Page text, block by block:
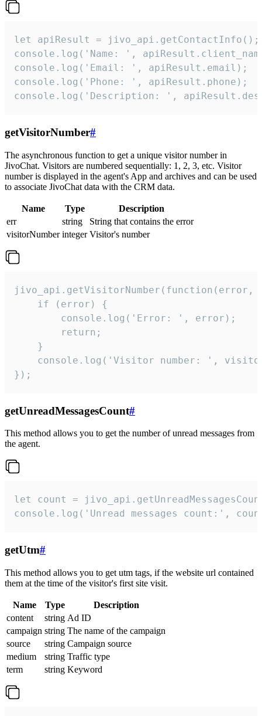
let apiResult = jivo_api.getContactInfo();
console.log('Name: ',
console.log('Email: ', apiResult.email);
console.log('Phone: ', apiResult.phone);
console.log('Description: ',
getVisitorNumber#
The asynchronous function to get a unique visitor number in
JivoChat. Visitors are numbered sequentially: 1, 2, 3, etc. Visitor
number is displayed in the agent's App and archives and can be used
to associate JivoChat data with the CRM data.
Name Type
Description
err
string
String that contains the error
visitorNumber integer Visitor's number
jivo_api.getVisitorNumber(function(error,
    if (error) {
        console.log('Error: ', error);
        return;
    }
console.log('Visitor number: ',
});
getUnreadMessagesCount#
This method allows you to get the number of unread messages from
the agent.
let count =
console.log('Unread messages count:',
getUtm#
This method allows you to get utm tags, if the website url contained
them at the time of the visitor's first site visit.
Name Type
Description
content
string Ad ID
campaign string The name of the campaign
source
string Campaign source
medium
string Traffic type
term
string Keyword